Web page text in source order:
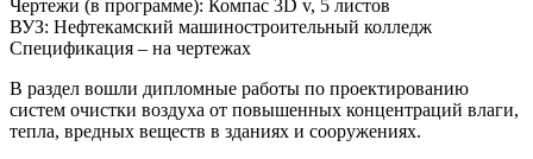
Чертежи (в программе): Компас 3D v, 5 листов
ВУЗ: Нефтекамский машиностроительный колледж
Спецификация – на чертежах
В раздел вошли дипломные работы по проектированию
систем очистки воздуха от повышенных концентраций влаги,
тепла, вредных веществ в зданиях и сооружениях.